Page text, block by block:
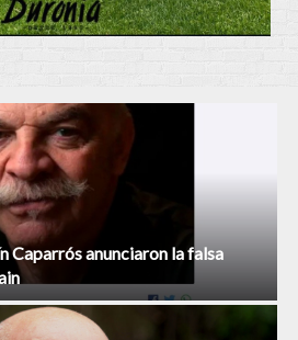
Caparrós anunciaron la falsa